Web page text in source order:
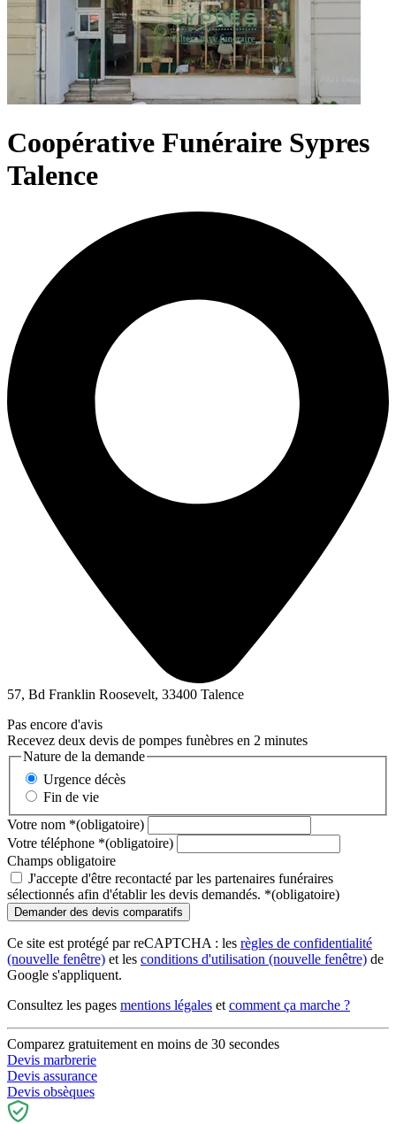
Coopérative Funéraire Sypres
Talence
57, Bd Franklin Roosevelt, 33400 Talence
Pas encore d'avis
Recevez deux devis de pompes funèbres en 2 minutes
Nature de la demande
Urgence décès
Fin de vie
Votre nom *(obligatoire)
Votre téléphone *(obligatoire)
Champs obligatoire
J'accepte d'être recontacté par les partenaires funéraires
sélectionnés afin d'établir les devis demandés. *(obligatoire)
Ce site est protégé par reCAPTCHA : les règles de confidentialité
(nouvelle fenêtre) et les conditions d'utilisation (nouvelle fenêtre) de
Google s'appliquent.
Consultez les pages mentions légales et comment ça marche ?
Comparez gratuitement en moins de 30 secondes
Devis marbrerie
Devis assurance
Devis obsèques